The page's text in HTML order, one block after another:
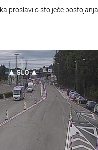
proslavilo stoljeće postojanja